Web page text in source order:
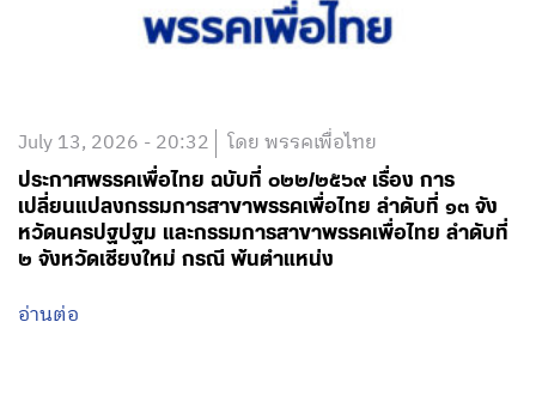
July 13, 2026 - 20:32 โดย พรรคเพื่อไทย
ประกาศพรรคเพื่อไทย ฉบับที่ ๐๒๒/๒๕๖๙ เรื่อง การ
เปลี่ยนแปลงกรรมการสาขาพรรคเพื่อไทย ลำดับที่ ๑๓ จัง
หวัดนครปฐปฐม และกรรมการสาขาพรรคเพื่อไทย ลำดับที่
๒ จังหวัดเชียงใหม่ กรณี พ้นตำแหน่ง
อ่านต่อ